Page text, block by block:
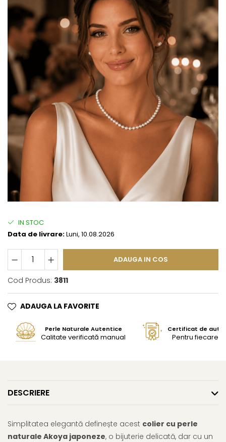
IN STOC
Data de livrare:Luni, 10.08.2026
ADAUGA IN COS
Cod Produs: 3811
ADAUGA LA FAVORITE
Perle Naturale Autentice
Calitate verificată manual
Certificat de
Pentru fiecare
DESCRIERE
Simplitatea elegantă definește acest colier cu perle
naturale Akoya japoneze, o bijuterie delicată, dar cu un